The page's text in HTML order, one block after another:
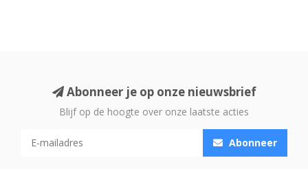
Abonneer je op onze nieuwsbrief
Blijf op de hoogte over onze laatste acties
Abonneer